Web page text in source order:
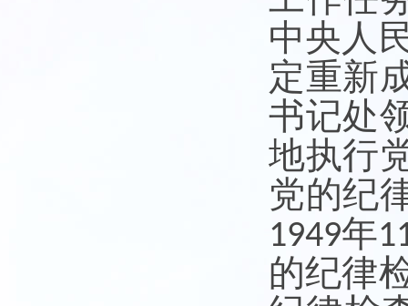
中央人
定重新
书记处
地执行
党的纪
1949年
的纪律